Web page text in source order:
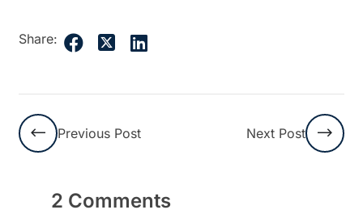
Share:
Previous Post Next Post
2 Comments